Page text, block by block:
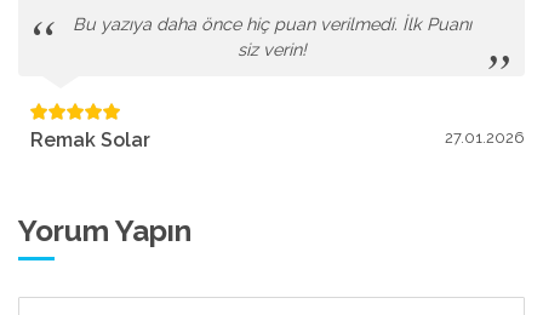
Bu yazıya daha önce hiç puan verilmedi. İlk Puanı
siz verin!
27.01.2026
Remak Solar
Yorum Yapın